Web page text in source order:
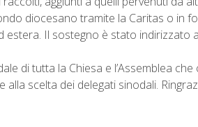
diocesano tramite la Caritas o in
Il sostegno è stato indirizzato
di tutta la Chiesa e l’Assemblea
alla scelta dei delegati sinodali.